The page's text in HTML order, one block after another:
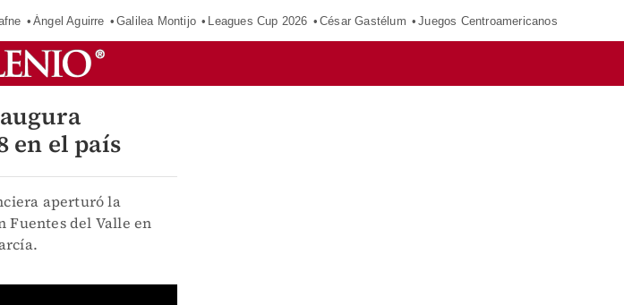
Ángel Aguirre Galilea Montijo Leagues Cup 2026 César Gastélum Juegos Centroamericanos
en el país
aperturó la
Fuentes del Valle en